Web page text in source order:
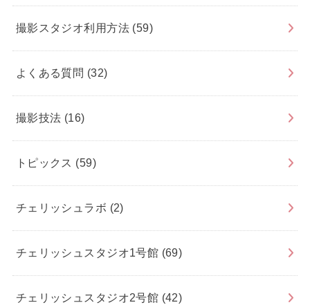
撮影スタジオ利用方法 (59)
よくある質問 (32)
撮影技法 (16)
トピックス (59)
チェリッシュラボ (2)
チェリッシュスタジオ1号館 (69)
チェリッシュスタジオ2号館 (42)